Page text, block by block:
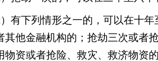
）有下列情形之一的，可以在十
其他金融机构的；抢劫三次或者
物资或者抢险、救灾、救济物资